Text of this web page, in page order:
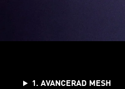
1. AVANCERAD MESH